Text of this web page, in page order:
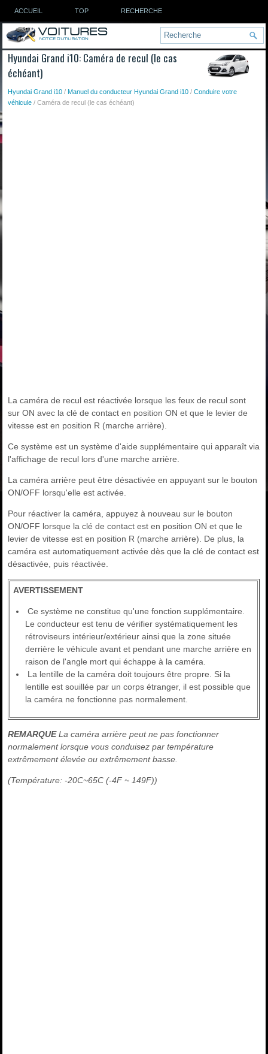
ACCUEIL TOP RECHERCHE
Hyundai Grand i10: Caméra de recul (le cas
échéant)
Hyundai Grand i10 /Manuel du conducteur Hyundai Grand i10 /Conduire votre
véhicule / Caméra de recul (le cas échéant)
La caméra de recul est réactivée lorsque les feux de recul sont
sur ON avec la clé de contact en position ON et que le levier de
vitesse est en position R (marche arrière).
Ce système est un système d'aide supplémentaire qui apparaît via
l'affichage de recul lors d'une marche arrière.
La caméra arrière peut être désactivée en appuyant sur le bouton
ON/OFF lorsqu'elle est activée.
Pour réactiver la caméra, appuyez à nouveau sur le bouton
ON/OFF lorsque la clé de contact est en position ON et que le
levier de vitesse est en position R (marche arrière). De plus, la
caméra est automatiquement activée dès que la clé de contact est
désactivée, puis réactivée.
AVERTISSEMENT
Ce système ne constitue qu'une fonction supplémentaire.
Le conducteur est tenu de vérifier systématiquement les
rétroviseurs intérieur/extérieur ainsi que la zone située
derrière le véhicule avant et pendant une marche arrière en
raison de l'angle mort qui échappe à la caméra.
La lentille de la caméra doit toujours être propre. Si la
lentille est souillée par un corps étranger, il est possible que
la caméra ne fonctionne pas normalement.
REMARQUELa caméra arrière peut ne pas fonctionner
normalement lorsque vous conduisez par température
extrêmement élevée ou extrêmement basse.
(Température: -20C~65C (-4F ~ 149F))